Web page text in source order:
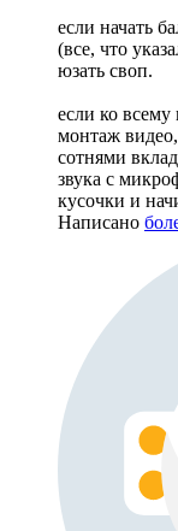
если начать
(все, что
юзать своп.
если ко
монтаж
сотнями
звука с
кусочки и
Написано